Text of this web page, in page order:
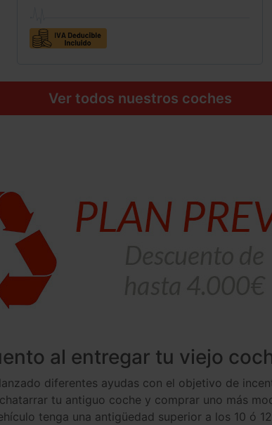
Ver todos nuestros coches
al entregar tu viejo
diferentes ayudas con el objetivo de
tu antiguo coche y comprar uno más
tenga una antigüedad superior a los 10 ó